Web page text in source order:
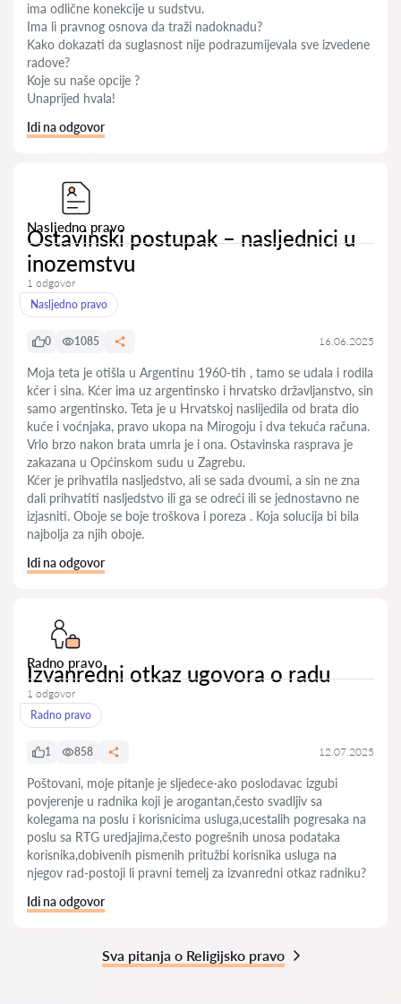
ima odlične konekcije u sudstvu.
Ima li pravnog osnova da traži nadoknadu?
Kako dokazati da suglasnost nije podrazumijevala sve izvedene
radove?
Koje su naše opcije ?
Unaprijed hvala!
Idi na odgovor
Nasljedno pravo
Ostavinski postupak – nasljednici u
inozemstvu
1 odgovor
Nasljedno pravo
0 1085 16.06.2025
Moja teta je otišla u Argentinu 1960-tih , tamo se udala i rodila
kćer i sina. Kćer ima uz argentinsko i hrvatsko državljanstvo, sin
samo argentinsko. Teta je u Hrvatskoj naslijedila od brata dio
kuće i voćnjaka, pravo ukopa na Mirogoju i dva tekuća računa.
Vrlo brzo nakon brata umrla je i ona. Ostavinska rasprava je
zakazana u Općinskom sudu u Zagrebu.
Kćer je prihvatila nasljedstvo, ali se sada dvoumi, a sin ne zna
dali prihvatiti nasljedstvo ili ga se odreći ili se jednostavno ne
izjasniti. Oboje se boje troškova i poreza . Koja solucija bi bila
najbolja za njih oboje.
Idi na odgovor
Radno pravo
Izvanredni otkaz ugovora o radu
1 odgovor
Radno pravo
1 858 12.07.2025
Poštovani, moje pitanje je sljedece-ako poslodavac izgubi
povjerenje u radnika koji je arogantan,često svadljiv sa
kolegama na poslu i korisnicima usluga,ucestalih pogresaka na
poslu sa RTG uredjajima,često pogrešnih unosa podataka
korisnika,dobivenih pismenih pritužbi korisnika usluga na
njegov rad-postoji li pravni temelj za izvanredni otkaz radniku?
Idi na odgovor
Sva pitanja o Religijsko pravo